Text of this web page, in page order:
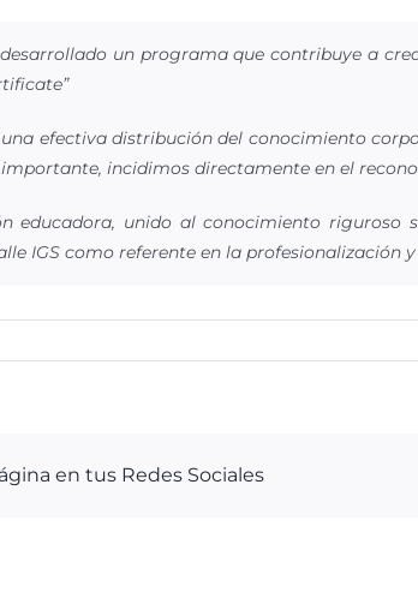
desarrollado un programa que contribuye a
efectiva distribución del conocimiento
incidimos directamente en el
educadora, unido al conocimiento
IGS como referente en la
en tus Redes Sociales